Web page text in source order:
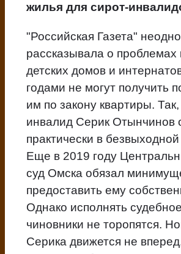
жилья для сирот-
"Российская Газета"
рассказывала о проблемах
детских домов и
годами не могут получить
им по закону квартиры.
инвалид Серик Отынчинов
практически в
Еще в 2019 году
суд Омска обязал
предоставить ему
Однако исполнять
чиновники не торопятся.
Серика движется не